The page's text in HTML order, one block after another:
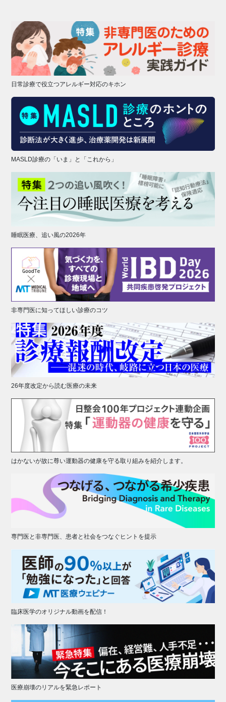
日常診療で役立つアレルギー対応のキホン
MASLD診療の「いま」と「これから」
睡眠医療、追い風の2026年
非専門医に知ってほしい診療のコツ
26年度改定から読む医療の未来
はかないが故に尊い運動器の健康を守る取り組みを紹介します。
専門医と非専門医、患者と社会をつなぐヒントを提示
臨床医学のオリジナル動画を配信！
医療崩壊のリアルを緊急レポート